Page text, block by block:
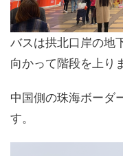
バスは拱北口岸の地
向かって階段を上り
中国側の珠海ボーダ
す。